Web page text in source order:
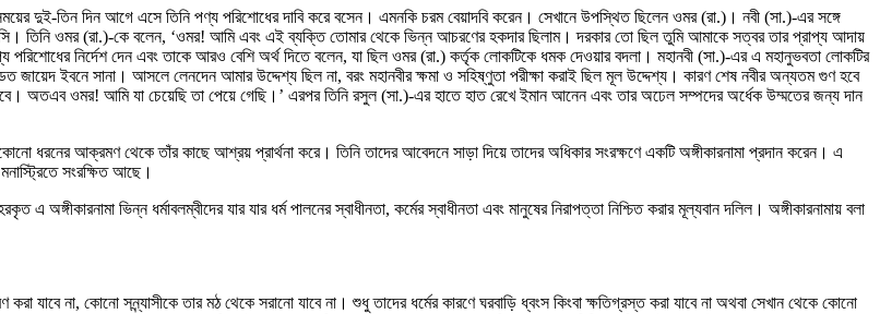
দুই-তিন দিন আগে এসে তিনি পণ্য পরিশোধের দাবি করে বসেন। এমনকি চরম বেয়াদবি করেন। সেখানে উপস্থিত ছিলেন ওমর (রা.)। নবী (সা.)-এর সঙ্গে
তিনি ওমর (রা.)-কে বলেন, ‘ওমর! আমি এবং এই ব্যক্তি তোমার থেকে ভিন্ন আচরণের হকদার ছিলাম। দরকার তো ছিল তুমি আমাকে সত্বর তার প্রাপ্য আদায়
নির্দেশ দেন এবং তাকে আরও বেশি অর্থ দিতে বলেন, যা ছিল ওমর (রা.) কর্তৃক লোকটিকে ধমক দেওয়ার বদলা। মহানবী (সা.)-এর এ মহানুভবতা লোকটির
ইবনে সানা। আসলে লেনদেন আমার উদ্দেশ্য ছিল না, বরং মহানবীর ক্ষমা ও সহিষ্ণুতা পরীক্ষা করাই ছিল মূল উদ্দেশ্য। কারণ শেষ নবীর অন্যতম গুণ হবে
অতএব ওমর! আমি যা চেয়েছি তা পেয়ে গেছি।’ এরপর তিনি রসুল (সা.)-এর হাতে হাত রেখে ইমান আনেন এবং তার অঢেল সম্পদের অর্ধেক উম্মতের জন্য দান
ধরনের আক্রমণ থেকে তাঁর কাছে আশ্রয় প্রার্থনা করে। তিনি তাদের আবেদনে সাড়া দিয়ে তাদের অধিকার সংরক্ষণে একটি অঙ্গীকারনামা প্রদান করেন। এ
মনাস্ট্রিতে সংরক্ষিত আছে।
ভিন্ন ধর্মাবলম্বীদের যার যার ধর্ম পালনের স্বাধীনতা, কর্মের স্বাধীনতা এবং মানুষের নিরাপত্তা নিশ্চিত করার মূল্যবান দলিল। অঙ্গীকারনামায় বলা
যাবে না, কোনো সন্ন্যাসীকে তার মঠ থেকে সরানো যাবে না। শুধু তাদের ধর্মের কারণে ঘরবাড়ি ধ্বংস কিংবা ক্ষতিগ্রস্ত করা যাবে না অথবা সেখান থেকে কোনো